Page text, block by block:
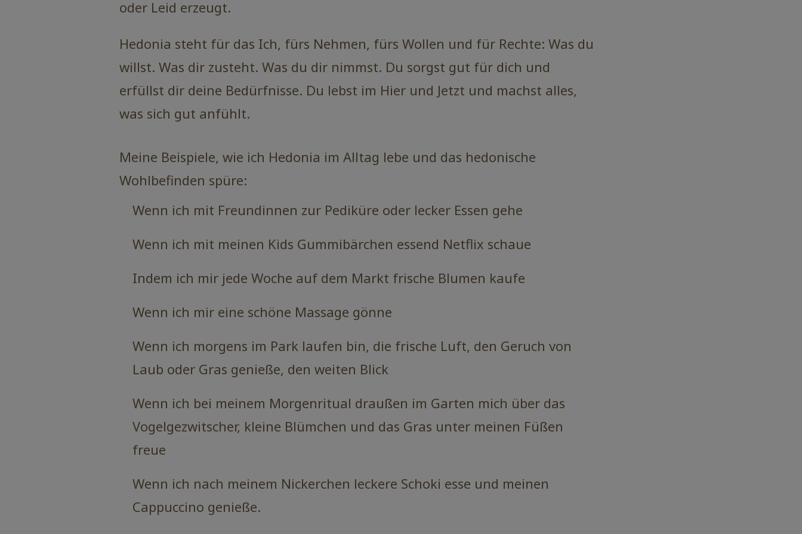
oder Leid erzeugt.
Hedonia steht für das Ich, fürs Nehmen, fürs Wollen und für Rechte: Was du
willst. Was dir zusteht. Was du dir nimmst. Du sorgst gut für dich und
erfüllst dir deine Bedürfnisse. Du lebst im Hier und Jetzt und machst alles,
was sich gut anfühlt.
Meine Beispiele, wie ich Hedonia im Alltag lebe und das hedonische
Wohlbefinden spüre:
Wenn ich mit Freundinnen zur Pediküre oder lecker Essen gehe
Wenn ich mit meinen Kids Gummibärchen essend Netflix schaue
Indem ich mir jede Woche auf dem Markt frische Blumen kaufe
Wenn ich mir eine schöne Massage gönne
Wenn ich morgens im Park laufen bin, die frische Luft, den Geruch von
Laub oder Gras genieße, den weiten Blick
Wenn ich bei meinem Morgenritual draußen im Garten mich über das
Vogelgezwitscher, kleine Blümchen und das Gras unter meinen Füßen
freue
Wenn ich nach meinem Nickerchen leckere Schoki esse und meinen
Cappuccino genieße.